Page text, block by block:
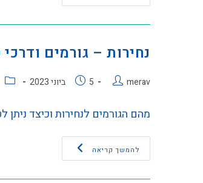
נחירות – גורמים ודרכי
merav 5 ביוני 2023
מהם הגורמים לנחירות וכיצד ניתן
להמשך קריאה